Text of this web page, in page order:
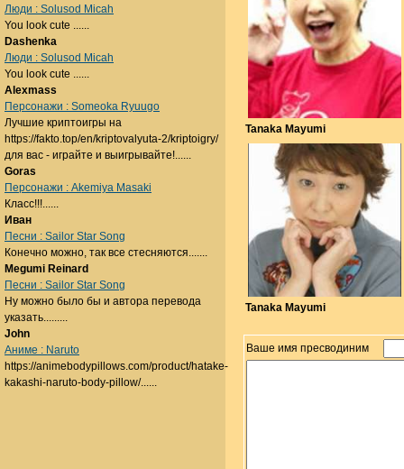
Tanaka Mayumi
Tanaka Mayumi
Ваше имя пресводиним
Люди : Solusod Micah
You look cute ......
Dashenka
Люди : Solusod Micah
You look cute ......
Alexmass
Персонажи : Someoka Ryuugo
Лучшие криптоигры на
https://fakto.top/en/kriptovalyuta-2/kriptoigry/
для вас - играйте и выигрывайте!......
Goras
Персонажи : Akemiya Masaki
Класс!!!......
Иван
Песни : Sailor Star Song
Конечно можно, так все стесняются.......
Megumi Reinard
Песни : Sailor Star Song
Ну можно было бы и автора перевода
указать.........
John
Аниме : Naruto
https://animebodypillows.com/product/hatake-
kakashi-naruto-body-pillow/......